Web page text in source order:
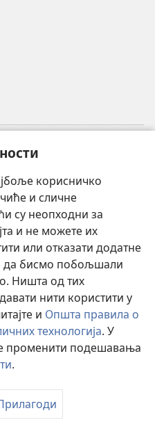
корисничко
и сличне
су неопходни за
и не можете их
или отказати додатне
да бисмо побољшали
Ништа од тих
нити користити у
и Општа правила о
технологија. У
променити подешавања
.
Tract Society of Pennsylvania.